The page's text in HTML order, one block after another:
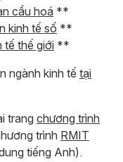
cầu hoá **
kinh tế số **
tế thế giới**
ngành kinh tế tại
trang chương trình
trình RMIT
tiếng Anh).